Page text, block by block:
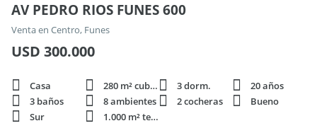
AV PEDRO RIOS FUNES 600
Venta en Centro, Funes
USD 300.000
Casa 280 m² cubie. 3 dorm.
20 años
3 baños
8 ambientes 2 cocheras
Bueno
Sur
1.000 m² terren.